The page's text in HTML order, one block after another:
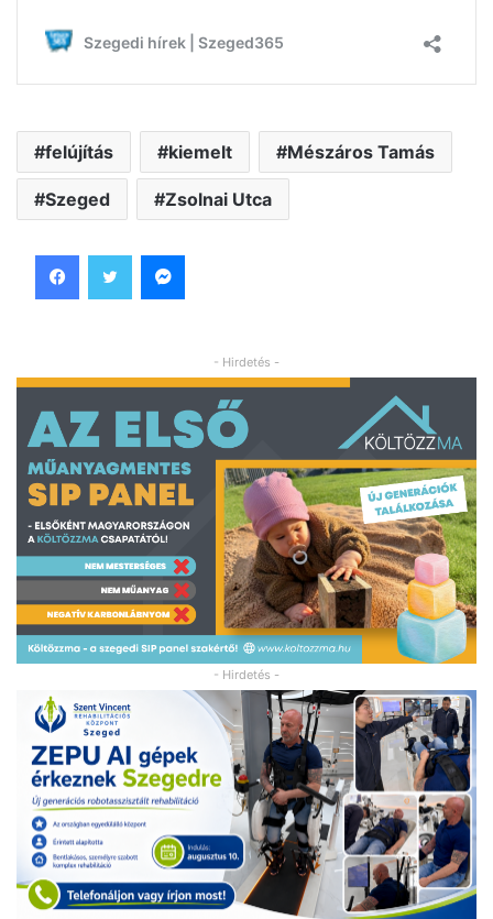
felújítás kiemelt Mészáros Tamás
Szeged Zsolnai Utca
- Hirdetés -
- Hirdetés -